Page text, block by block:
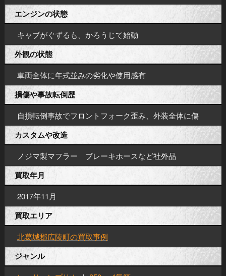
エンジンの状態
キャブがぐずるも、かろうじて始動
外観の状態
車両全体に年式並みの劣化や使用感有
損傷や事故転倒歴
自損転倒事故でフロントフォーク歪み、外装全体に傷
カスタムや改造
ノジマ製マフラー ブレーキホースなど社外品
買取年月
2017年11月
買取エリア
北葛城郡広陵町の買取事例
ジャンル